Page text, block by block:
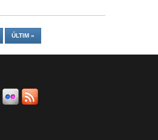
ÚLTIM »